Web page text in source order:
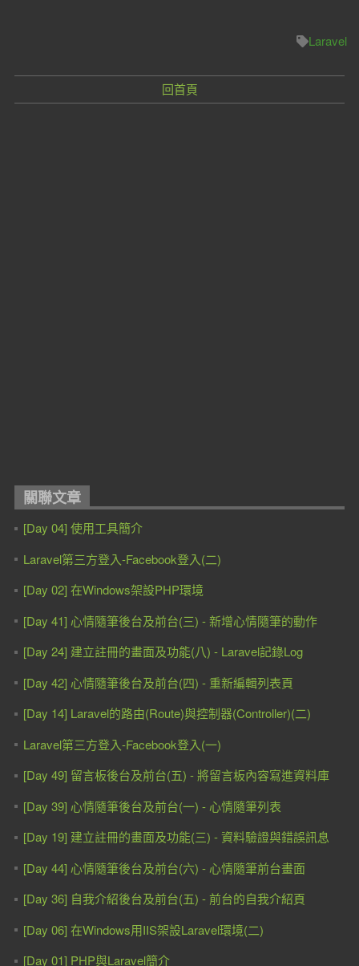
Laravel
回首頁
關聯文章
[Day 04] 使用工具簡介
Laravel第三方登入-Facebook登入(二)
[Day 02] 在Windows架設PHP環境
[Day 41] 心情隨筆後台及前台(三) - 新增心情隨筆的動作
[Day 24] 建立註冊的畫面及功能(八) - Laravel記錄Log
[Day 42] 心情隨筆後台及前台(四) - 重新編輯列表頁
[Day 14] Laravel的路由(Route)與控制器(Controller)(二)
Laravel第三方登入-Facebook登入(一)
[Day 49] 留言板後台及前台(五) - 將留言板內容寫進資料庫
[Day 39] 心情隨筆後台及前台(一) - 心情隨筆列表
[Day 19] 建立註冊的畫面及功能(三) - 資料驗證與錯誤訊息
[Day 44] 心情隨筆後台及前台(六) - 心情隨筆前台畫面
[Day 36] 自我介紹後台及前台(五) - 前台的自我介紹頁
[Day 06] 在Windows用IIS架設Laravel環境(二)
[Day 01] PHP與Laravel簡介